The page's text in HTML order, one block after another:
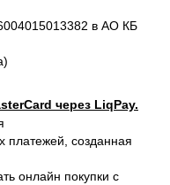
в АО КБ
через LiqPay.
платежей, созданная
онлайн покупки с